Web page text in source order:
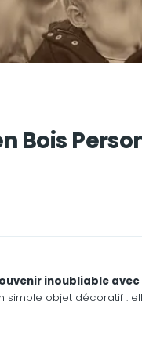
Bois
inoubliable
simple objet décoratif :